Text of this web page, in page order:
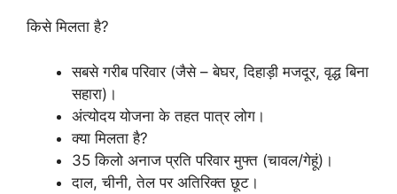
किसे मिलता है?
सबसे गरीब परिवार (जैसे – बेघर, दिहाड़ी मजदूर, वृद्ध बिना
सहारा)।
अंत्योदय योजना के तहत पात्र लोग।
क्या मिलता है?
35 किलो अनाज प्रति परिवार मुफ्त (चावल/गेहूं)।
दाल, चीनी, तेल पर अतिरिक्त छूट।